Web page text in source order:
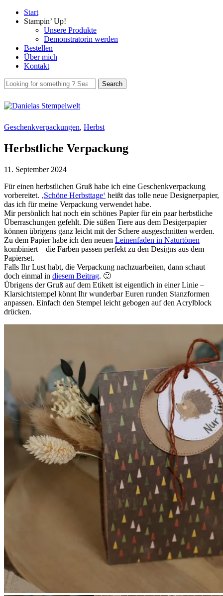
Start
Stampin’ Up!
Unsere Produkte
Demonstratorin werden
Bestellen
Über mich
Kontakt
Geschenkverpackungen, Herbst
Herbstliche Verpackung
11. September 2024
Für einen herbstlichen Gruß habe ich eine Geschenkverpackung
vorbereitet. ‚Schöne Herbsttage‘ heißt das tolle neue Designerpapier,
das ich für meine Verpackung verwendet habe.
Mir persönlich hat noch ein schönes Papier für ein paar herbstliche
Überraschungen gefehlt. Die süßen Tiere aus dem Desigerpapier
können übrigens ganz leicht mit der Schere ausgeschnitten werden.
Zu dem Papier habe ich den neuen Leinenfaden in Naturtönen
kombiniert – die Farben passen perfekt zu den Designs aus dem
Papierset.
Falls Ihr Lust habt, die Verpackung nachzuarbeiten, dann schaut
doch einmal in diesem Beitrag. 🙂
Übrigens der Gruß auf dem Etikett ist eigentlich in einer Linie –
Klarsichtstempel könnt Ihr wunderbar Euren runden Stanzformen
anpassen. Einfach den Stempel leicht gebogen auf den Acrylblock
drücken.